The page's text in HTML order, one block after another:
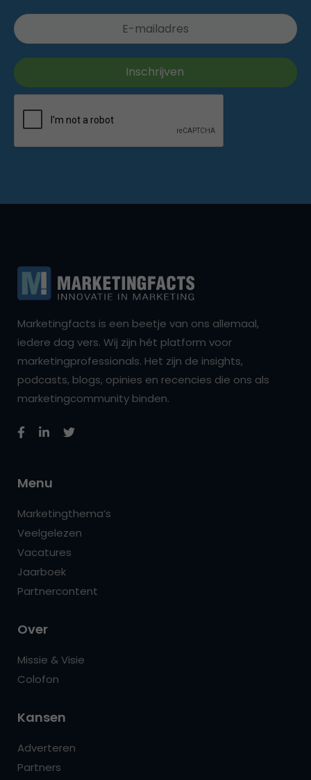
Marketingfacts is een beetje van ons allemaal,
iedere dag vers. Wij zijn hét platform voor
marketingprofessionals. Het zijn de insights,
podcasts, blogs, opinies en recencies die ons als
marketingcommunity binden.
Menu
Marketingthema’s
Veelgelezen
Vacatures
Jaarboek
Partnercontent
Over
Missie & Visie
Colofon
Kansen
Adverteren
Partners